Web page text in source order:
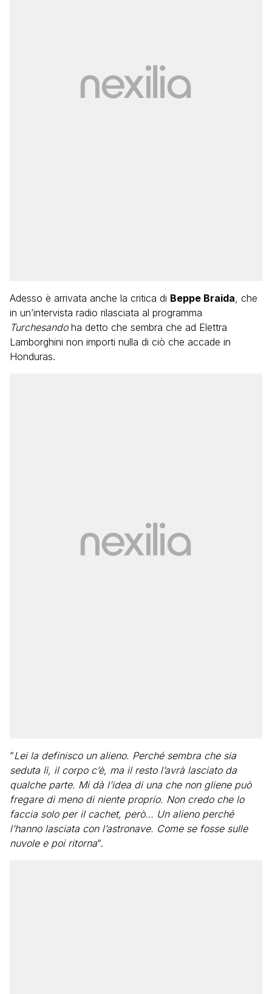
Adesso è arrivata anche la critica di Beppe Braida, che
in un’intervista radio rilasciata al programma
Turchesandoha detto che sembra che ad Elettra
Lamborghini non importi nulla di ciò che accade in
Honduras.
“Lei la definisco un alieno. Perché sembra che sia
seduta lì, il corpo c’è, ma il resto l’avrà lasciato da
qualche parte. Mi dà l’idea di una che non gliene può
fregare di meno di niente proprio. Non credo che lo
faccia solo per il cachet, però… Un alieno perché
l’hanno lasciata con l’astronave. Come se fosse sulle
nuvole e poi ritorna“.